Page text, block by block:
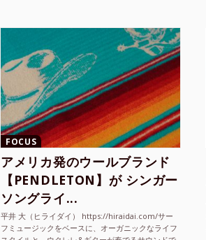
FOCUS
アメリカ発のウールブランド
【PENDLETON】が シンガー
ソングライ...
平井 大（ヒライダイ） https://hiraidai.com/サー
フミュージックをベースに、オーガニックなライフ
スタイルと、ウクレレ&ギターが奏でるサウンドで
注目を集めるシンガ ーソングラ...
2025.10.20 ヒラバヤシ